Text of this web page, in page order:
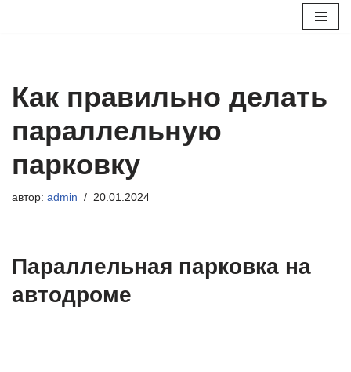
Как правильно делать
параллельную
парковку
автор: admin 20.01.2024
Параллельная парковка на
автодроме